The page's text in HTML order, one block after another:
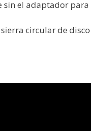
sin el adaptador
circular de